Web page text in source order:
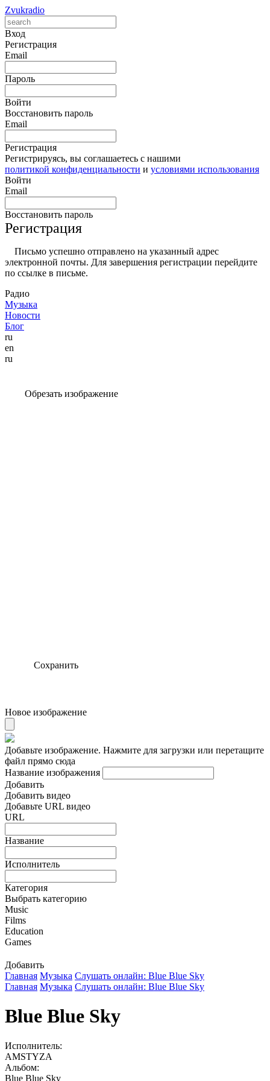
Zvukradio
Вход
Регистрация
Email
Пароль
Войти
Восстановить пароль
Email
Регистрация
Регистрируясь, вы соглашаетесь с нашими
политикой конфиденциальности и условиями использования
Войти
Email
Восстановить пароль
Регистрация
Письмо успешно отправлено на указанный адрес
электронной почты. Для завершения регистрации перейдите
по ссылке в письме.
Радио
Музыка
Новости
Блог
ru
en
ru
Обрезать изображение
Сохранить
Новое изображение
Добавьте изображение. Нажмите для загрузки или перетащите
файл прямо сюда
Название изображения
Добавить
Добавить видео
Добавьте URL видео
URL
Название
Исполнитель
Категория
Выбрать категорию
Music
Films
Education
Games
Добавить
Главная Музыка Слушать онлайн: Blue Blue Sky
Главная Музыка Слушать онлайн: Blue Blue Sky
Blue Blue Sky
Исполнитель:
AMSTYZA
Альбом:
Blue Blue Sky